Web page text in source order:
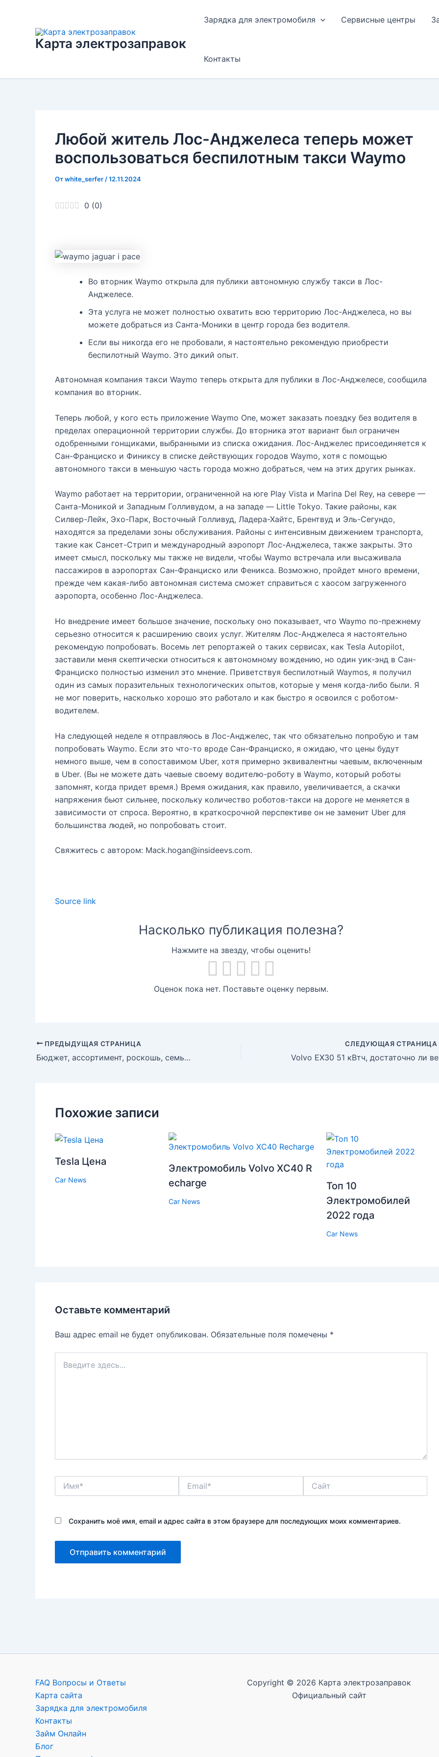
содержимому
Карта электрозаправок
Зарядка для электромобиля Сервисные центры
Контакты
Любой житель Лос-Анджелеса теперь может
воспользоваться беспилотным такси Waymo
Отwhite_serfer /12.11.2024
0 (0)
Во вторник Waymo открыла для публики автономную службу такси в Лос-
Анджелесе.
Эта услуга не может полностью охватить всю территорию Лос-Анджелеса, но вы
можете добраться из Санта-Моники в центр города без водителя.
Если вы никогда его не пробовали, я настоятельно рекомендую приобрести
беспилотный Waymo. Это дикий опыт.
Автономная компания такси Waymo теперь открыта для публики в Лос-Анджелесе, сообщила
компания во вторник.
Теперь любой, у кого есть приложение Waymo One, может заказать поездку без водителя в
пределах операционной территории службы. До вторника этот вариант был ограничен
одобренными гонщиками, выбранными из списка ожидания. Лос-Анджелес присоединяется к
Сан-Франциско и Финиксу в списке действующих городов Waymo, хотя с помощью
автономного такси в меньшую часть города можно добраться, чем на этих других рынках.
Waymo работает на территории, ограниченной на юге Play Vista и Marina Del Rey, на севере —
Санта-Моникой и Западным Голливудом, а на западе — Little Tokyo. Такие районы, как
Силвер-Лейк, Эхо-Парк, Восточный Голливуд, Ладера-Хайтс, Брентвуд и Эль-Сегундо,
находятся за пределами зоны обслуживания. Районы с интенсивным движением транспорта,
такие как Сансет-Стрип и международный аэропорт Лос-Анджелеса, также закрыты. Это
имеет смысл, поскольку мы также не видели, чтобы Waymo встречала или высаживала
пассажиров в аэропортах Сан-Франциско или Феникса. Возможно, пройдет много времени,
прежде чем какая-либо автономная система сможет справиться с хаосом загруженного
аэропорта, особенно Лос-Анджелеса.
Но внедрение имеет большое значение, поскольку оно показывает, что Waymo по-прежнему
серьезно относится к расширению своих услуг. Жителям Лос-Анджелеса я настоятельно
рекомендую попробовать. Восемь лет репортажей о таких сервисах, как Tesla Autopilot,
заставили меня скептически относиться к автономному вождению, но один уик-энд в Сан-
Франциско полностью изменил это мнение. Приветствуя беспилотный Waymos, я получил
один из самых поразительных технологических опытов, которые у меня когда-либо были. Я
не мог поверить, насколько хорошо это работало и как быстро я освоился с роботом-
водителем.
На следующей неделе я отправляюсь в Лос-Анджелес, так что обязательно попробую и там
попробовать Waymo. Если это что-то вроде Сан-Франциско, я ожидаю, что цены будут
немного выше, чем в сопоставимом Uber, хотя примерно эквивалентны чаевым, включенным
в Uber. (Вы не можете дать чаевые своему водителю-роботу в Waymo, который роботы
запомнят, когда придет время.) Время ожидания, как правило, увеличивается, а скачки
напряжения бьют сильнее, поскольку количество роботов-такси на дороге не меняется в
зависимости от спроса. Вероятно, в краткосрочной перспективе он не заменит Uber для
большинства людей, но попробовать стоит.
Свяжитесь с автором: Mack.hogan@insideevs.com.
Source link
Насколько публикация полезна?
Нажмите на звезду, чтобы оценить!
Оценок пока нет. Поставьте оценку первым.
ПРЕДЫДУЩАЯ СТРАНИЦА
Бюджет, ассортимент, роскошь, семья и Tesla
СЛЕДУЮЩАЯ СТРАНИЦА
Похожие записи
Tesla Цена
Car News
Электромобиль Volvo XC40 R
echarge
Car News
Топ 10
Электромобилей
2022 года
Car News
Оставьте комментарий
Ваш адрес email не будет опубликован. Обязательные поля помечены *
здесь...
Сохранить моё имя, email и адрес сайта в этом браузере для последующих моих комментариев.
FAQ Вопросы и Ответы
Карта сайта
Зарядка для электромобиля
Контакты
Займ Онлайн
Блог
Copyright © 2026 Карта электрозаправок
Официальный сайт